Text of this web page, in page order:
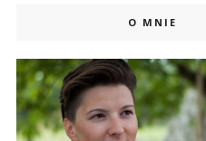
O MNIE